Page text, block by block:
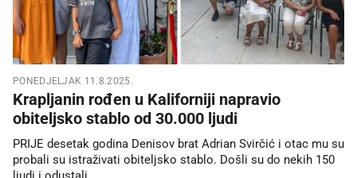
PONEDJELJAK 11.8.2025.
Krapljanin rođen u Kaliforniji napravio
obiteljsko stablo od 30.000 ljudi
PRIJE desetak godina Denisov brat Adrian Svirčić i otac mu su
probali su istraživati obiteljsko stablo. Došli su do nekih 150